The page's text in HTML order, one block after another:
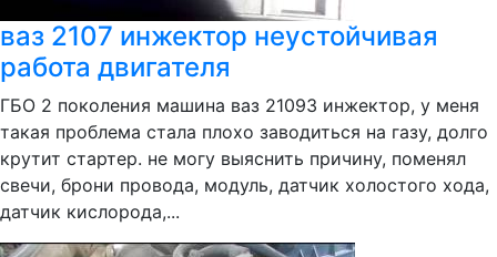
ваз 2107 инжектор неустойчивая
работа двигателя
ГБО 2 поколения машина ваз 21093 инжектор, у меня
такая проблема стала плохо заводиться на газу, долго
крутит стартер. не могу выяснить причину, поменял
свечи, брони провода, модуль, датчик холостого хода,
датчик кислорода,...